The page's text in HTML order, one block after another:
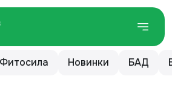
Новинки БАД